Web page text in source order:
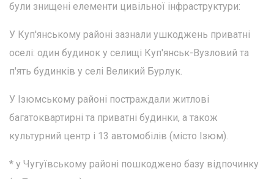
були знищені елементи цивільної інфраструктури:
У Куп'янському районі зазнали ушкоджень приватні
оселі: один будинок у селищі Куп'янськ-Вузловий та
п'ять будинків у селі Великий Бурлук.
У Ізюмському районі постраждали житлові
багатоквартирні та приватні будинки, а також
культурний центр і 13 автомобілів (місто Ізюм).
* у Чугуївському районі пошкоджено базу відпочинку